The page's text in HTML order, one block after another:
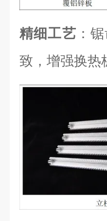
精细工艺 ：
致，增强换热